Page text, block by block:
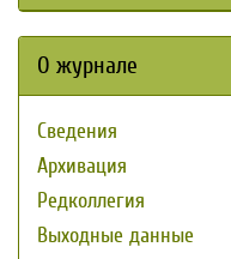
О журнале
Сведения
Архивация
Редколлегия
Выходные данные